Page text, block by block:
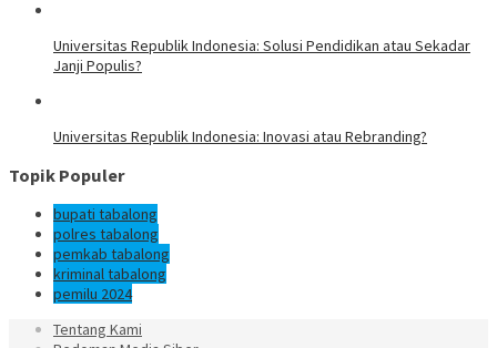
Universitas Republik Indonesia: Solusi Pendidikan atau Sekadar
Janji Populis?
Universitas Republik Indonesia: Inovasi atau Rebranding?
Topik Populer
bupati tabalong
polres tabalong
pemkab tabalong
kriminal tabalong
pemilu 2024
Tentang Kami